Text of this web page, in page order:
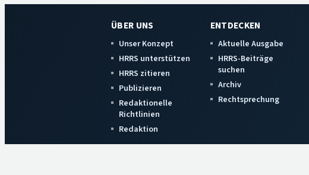
ÜBER UNS
Unser Konzept
HRRS unterstützen
HRRS zitieren
Publizieren
Redaktionelle
Richtlinien
Redaktion
ENTDECKEN
Aktuelle Ausgabe
HRRS-Beiträge
suchen
Archiv
Rechtsprechung